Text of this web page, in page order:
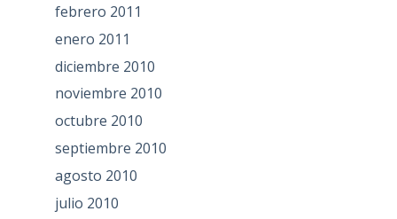
febrero 2011
enero 2011
diciembre 2010
noviembre 2010
octubre 2010
septiembre 2010
agosto 2010
julio 2010